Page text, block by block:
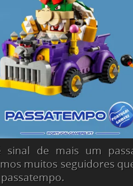
de mais um
muitos seguidores